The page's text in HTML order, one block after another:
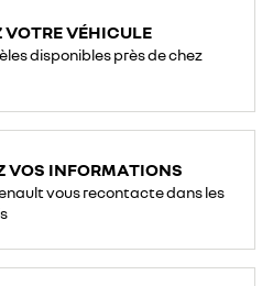
VÉHICULE
disponibles près de chez
VOS INFORMATIONS
vous recontacte dans les